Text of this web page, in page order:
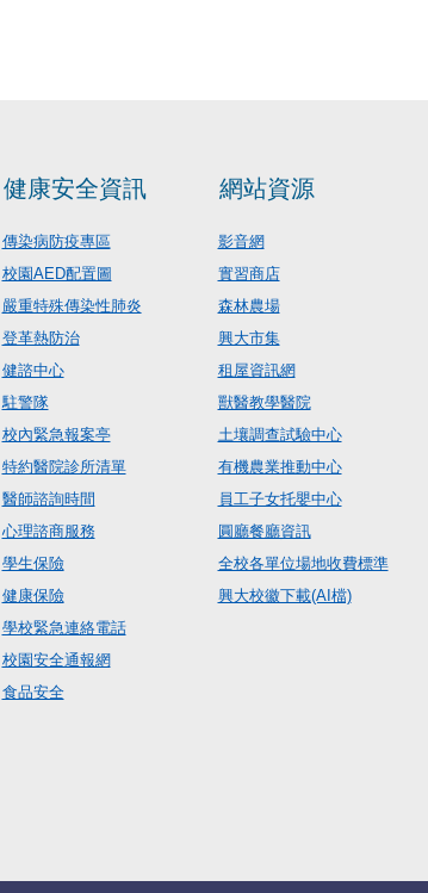
健康安全資訊
傳染病防疫專區
校園AED配置圖
嚴重特殊傳染性肺炎
登革熱防治
健諮中心
駐警隊
校內緊急報案亭
特約醫院診所清單
醫師諮詢時間
心理諮商服務
學生保險
健康保險
學校緊急連絡電話
校園安全通報網
食品安全
網站資源
影音網
實習商店
森林農場
興大市集
租屋資訊網
獸醫教學醫院
土壤調查試驗中心
有機農業推動中心
員工子女托嬰中心
圓廳餐廳資訊
全校各單位場地收費標準
興大校徽下載(AI檔)